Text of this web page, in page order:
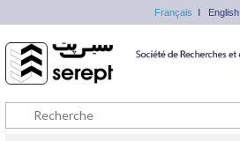
Français English